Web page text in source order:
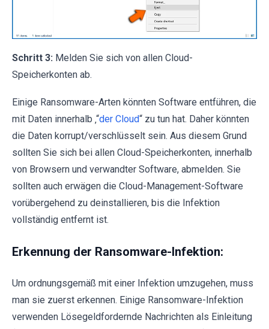
Schritt 3: Melden Sie sich von allen Cloud-
Speicherkonten ab.
Einige Ransomware-Arten könnten Software entführen, die
mit Daten innerhalb ‚“der Cloud“ zu tun hat. Daher könnten
die Daten korrupt/verschlüsselt sein. Aus diesem Grund
sollten Sie sich bei allen Cloud-Speicherkonten, innerhalb
von Browsern und verwandter Software, abmelden. Sie
sollten auch erwägen die Cloud-Management-Software
vorübergehend zu deinstallieren, bis die Infektion
vollständig entfernt ist.
Erkennung der Ransomware-Infektion:
Um ordnungsgemäß mit einer Infektion umzugehen, muss
man sie zuerst erkennen. Einige Ransomware-Infektion
verwenden Lösegeldfordernde Nachrichten als Einleitung